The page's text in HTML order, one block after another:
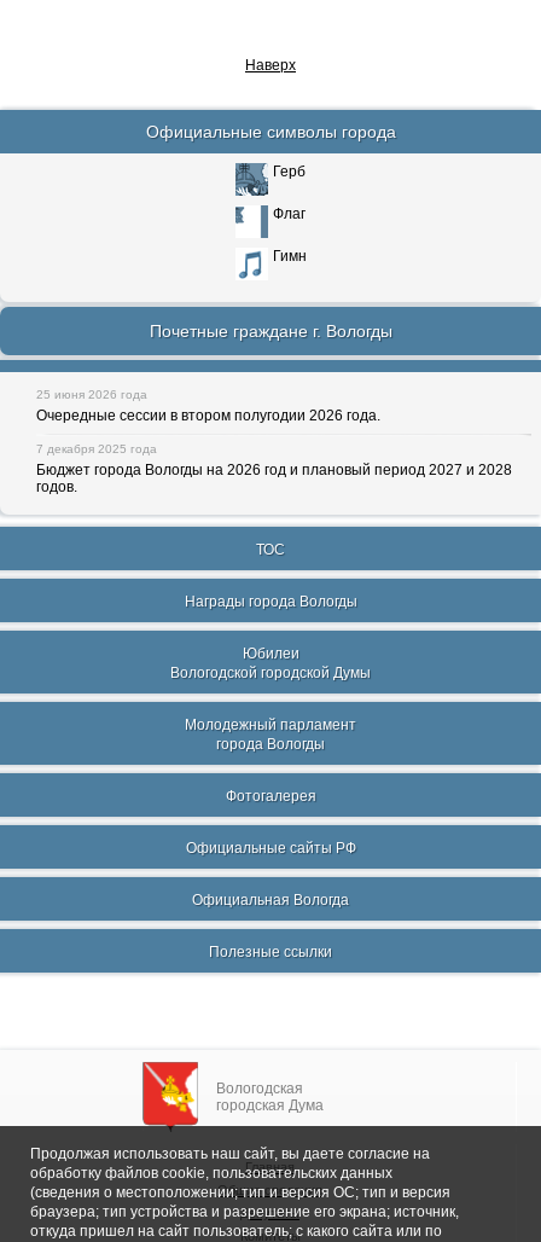
Наверх
Официальные символы города
Герб
Флаг
Гимн
Почетные граждане г. Вологды
25 июня 2026 года
Очередные сессии в втором полугодии 2026 года.
7 декабря 2025 года
Бюджет города Вологды на 2026 год и плановый период 2027 и 2028
годов.
ТОС
Награды города Вологды
Юбилеи
Вологодской городской Думы
Молодежный парламент
города Вологды
Фотогалерея
Официальные сайты РФ
Официальная Вологда
Полезные ссылки
Вологодская
городская Дума
Главная
Общие сведения
Депутаты
Комитеты
Продолжая использовать наш сайт, вы даете согласие на
обработку файлов cookie, пользовательских данных
(сведения о местоположении; тип и версия ОС; тип и версия
браузера; тип устройства и разрешение его экрана; источник,
откуда пришел на сайт пользователь; с какого сайта или по